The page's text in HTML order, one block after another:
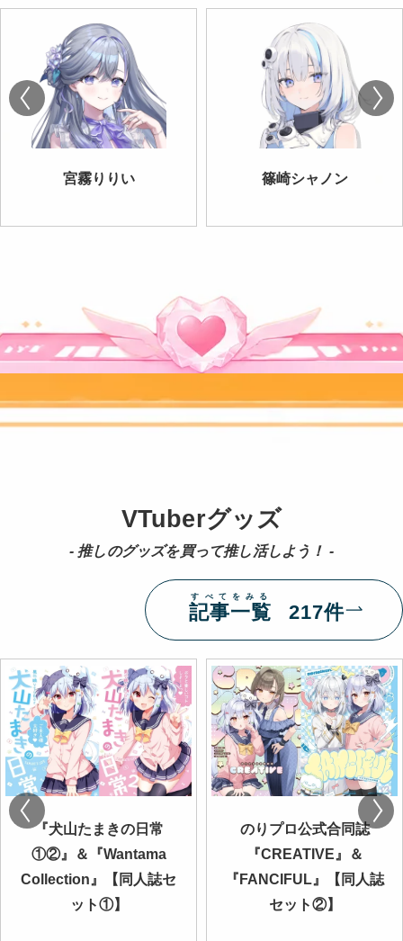
宮霧りりい 篠崎シャノン
VTuberグッズ
- 推しのグッズを買って推し活しよう！ -
記事一覧
すべてをみる
217件
『犬山たまきの日常
①②』＆『Wantama
Collection』【同人誌セ
ット①】
のりプロ公式合同誌
『CREATIVE』＆
『FANCIFUL』【同人誌
セット②】